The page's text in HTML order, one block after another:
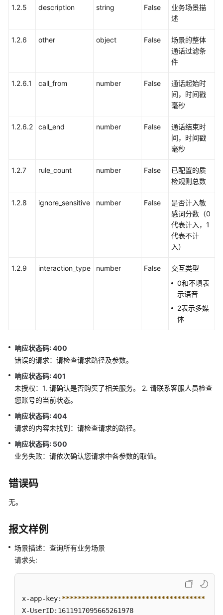
成
邦
理
网
端
成
能
集
成
质
检
评
分
接
口
(scoresetting)
(sentencemanagement)
敏
1.2.5 description string False
业务场景描
述
1.2.6 other object False
场景的整体
通话过滤条
件
1.2.6.1 call_from number False
通话起始时
间，时间戳
毫秒
1.2.6.2 call_end number False
通话结束时
间，时间戳
毫秒
1.2.7 rule_count number False
已配置的质
检规则总数
1.2.8 ignore_sensitive number False
是否计入敏
感词分数（0
代表计入，1
代表不计
入）
1.2.9 interaction_type number False
交互类型
0和不填表
示语音
2表示多媒
体
响应状态码: 400
错误的请求：请检查请求路径及参数。
响应状态码: 401
未授权：1. 请确认是否购买了相关服务。 2. 请联系客服人员检查
您账号的当前状态。
响应状态码: 404
请求的内容未找到：请检查请求的路径。
响应状态码: 500
业务失败：请依次确认您请求中各参数的取值。
错误码
无。
报文样例
场景描述：查询所有业务场景
请求头:
x-app-key: ************************************
X-UserID:1611917095665261978